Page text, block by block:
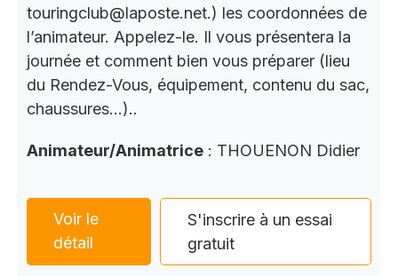
touringclub@laposte.net.) les coordonnées de
l’animateur. Appelez-le. Il vous présentera la
journée et comment bien vous préparer (lieu
du Rendez-Vous, équipement, contenu du sac,
chaussures…)..
Animateur/Animatrice : THOUENON Didier
Voir le
détail
S'inscrire à un essai
gratuit